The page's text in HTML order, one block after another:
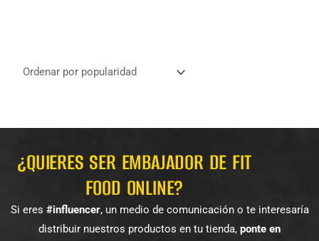
¿QUIERES SER EMBAJADOR DE FIT
FOOD ONLINE?
Si eres #influencer, un medio de comunicación o te interesaría
distribuir nuestros productos en tu tienda, ponte en